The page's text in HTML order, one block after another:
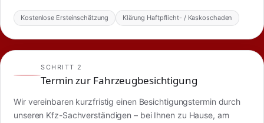
Kostenlose Ersteinschätzung Klärung Haftpflicht- / Kaskoschaden
SCHRITT 2
Termin zur Fahrzeugbesichtigung
Wir vereinbaren kurzfristig einen Besichtigungstermin durch
unseren Kfz-Sachverständigen – bei Ihnen zu Hause, am